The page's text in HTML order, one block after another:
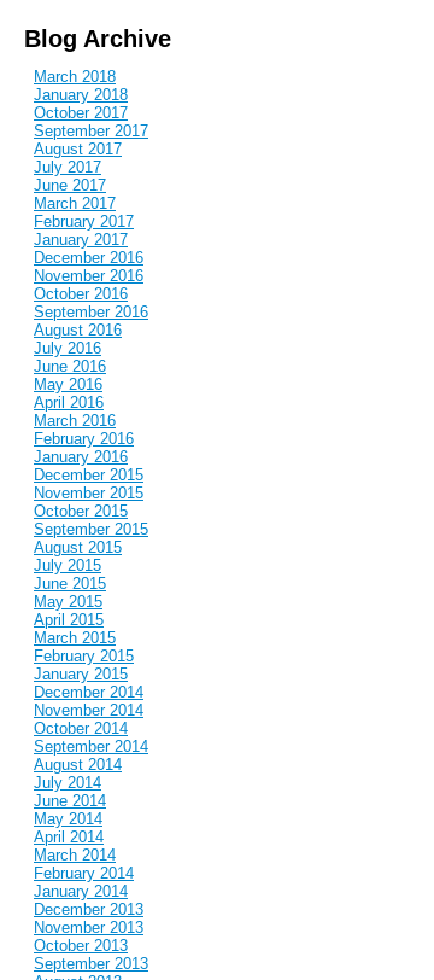
Blog Archive
March 2018
January 2018
October 2017
September 2017
August 2017
July 2017
June 2017
March 2017
February 2017
January 2017
December 2016
November 2016
October 2016
September 2016
August 2016
July 2016
June 2016
May 2016
April 2016
March 2016
February 2016
January 2016
December 2015
November 2015
October 2015
September 2015
August 2015
July 2015
June 2015
May 2015
April 2015
March 2015
February 2015
January 2015
December 2014
November 2014
October 2014
September 2014
August 2014
July 2014
June 2014
May 2014
April 2014
March 2014
February 2014
January 2014
December 2013
November 2013
October 2013
September 2013